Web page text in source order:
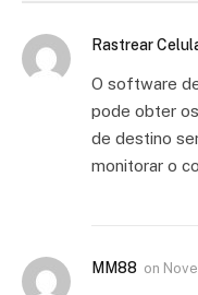
Rastrear
O software
pode obter
de destino
monitorar o
MM88 on